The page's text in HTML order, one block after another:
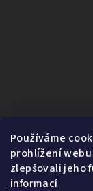
Používáme
prohlížení
zlepšovali jeho
informací